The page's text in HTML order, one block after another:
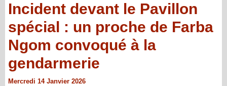
Incident devant le Pavillon
spécial : un proche de Farba
Ngom convoqué à la
gendarmerie
Mercredi 14 Janvier 2026